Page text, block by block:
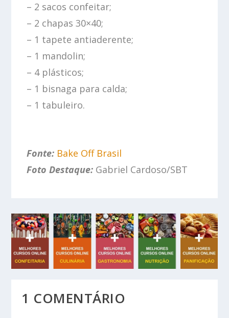
– 2 sacos confeitar;
– 2 chapas 30×40;
– 1 tapete antiaderente;
– 1 mandolin;
– 4 plásticos;
– 1 bisnaga para calda;
– 1 tabuleiro.
Fonte: Bake Off Brasil
Foto Destaque: Gabriel Cardoso/SBT
1 COMENTÁRIO